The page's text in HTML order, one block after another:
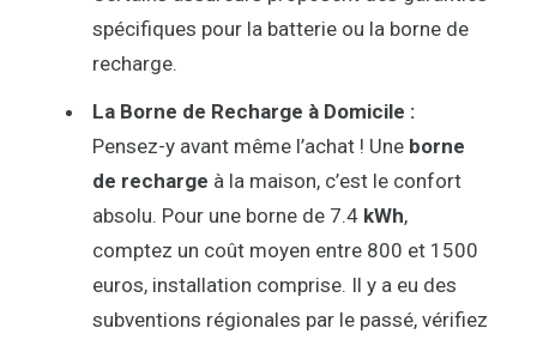
spécifiques pour la batterie ou la borne de
recharge.
La Borne de Recharge à Domicile :
Pensez-y avant même l’achat ! Une borne
de recharge à la maison, c’est le confort
absolu. Pour une borne de 7.4 kWh,
comptez un coût moyen entre 800 et 1500
euros, installation comprise. Il y a eu des
subventions régionales par le passé, vérifiez